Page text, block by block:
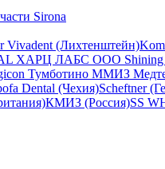
Sirona
Vivadent (Лихтенштейн)
ХАРЦ ЛАБС ООО
Тумботино ММИЗ
Dental (Чехия)Scheftner
КМИЗ (Россия)SS